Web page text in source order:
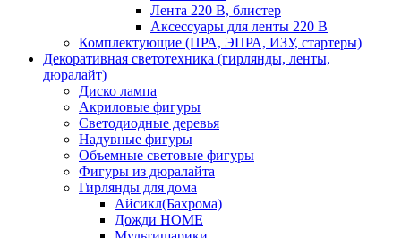
Лента 220 В, блистер
Аксессуары для ленты 220 В
Комплектующие (ПРА, ЭПРА, ИЗУ, стартеры)
Декоративная светотехника (гирлянды, ленты,
дюралайт)
Диско лампа
Акриловые фигуры
Светодиодные деревья
Надувные фигуры
Объемные световые фигуры
Фигуры из дюралайта
Гирлянды для дома
Айсикл(Бахрома)
Дожди HOME